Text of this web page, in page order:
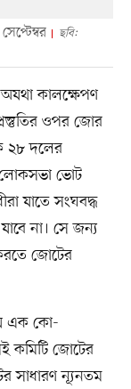
ছবি:
অযথা কালক্ষেপণ
ওপর জোর
২৮ দলের
লোকসভা ভোট
যাতে সংঘবদ্ধ
না। সে জন্য
জোটের
এক কো-
কমিটি জোটের
সাধারণ ন্যূনতম